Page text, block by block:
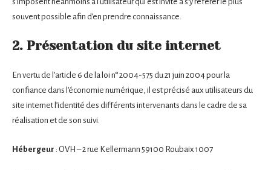
souvent possible afin d’en prendre connaissance.
2. Présentation du site internet
En vertu de l’article 6 de la loi n° 2004-575 du 21 juin 2004 pour la
confiance dans l’économie numérique, il est précisé aux utilisateurs du
site internet l’identité des différents intervenants dans le cadre de sa
réalisation et de son suivi.
Hébergeur : OVH – 2 rue Kellermann 59100 Roubaix 1007